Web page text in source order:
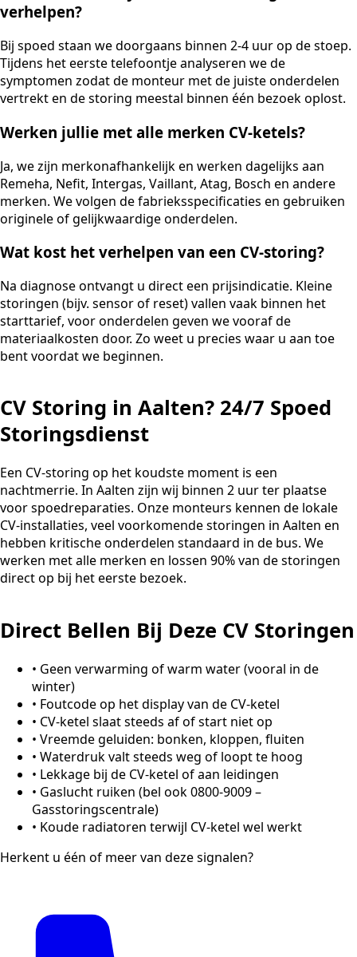
verhelpen?
Bij spoed staan we doorgaans binnen 2-4 uur op de stoep.
Tijdens het eerste telefoontje analyseren we de
symptomen zodat de monteur met de juiste onderdelen
vertrekt en de storing meestal binnen één bezoek oplost.
Werken jullie met alle merken CV-ketels?
Ja, we zijn merkonafhankelijk en werken dagelijks aan
Remeha, Nefit, Intergas, Vaillant, Atag, Bosch en andere
merken. We volgen de fabrieksspecificaties en gebruiken
originele of gelijkwaardige onderdelen.
Wat kost het verhelpen van een CV-storing?
Na diagnose ontvangt u direct een prijsindicatie. Kleine
storingen (bijv. sensor of reset) vallen vaak binnen het
starttarief, voor onderdelen geven we vooraf de
materiaalkosten door. Zo weet u precies waar u aan toe
bent voordat we beginnen.
CV Storing in Aalten? 24/7 Spoed
Storingsdienst
Een CV-storing op het koudste moment is een
nachtmerrie. In Aalten zijn wij binnen 2 uur ter plaatse
voor spoedreparaties. Onze monteurs kennen de lokale
CV-installaties, veel voorkomende storingen in Aalten en
hebben kritische onderdelen standaard in de bus. We
werken met alle merken en lossen 90% van de storingen
direct op bij het eerste bezoek.
Direct Bellen Bij Deze CV Storingen
• Geen verwarming of warm water (vooral in de
winter)
• Foutcode op het display van de CV-ketel
• CV-ketel slaat steeds af of start niet op
• Vreemde geluiden: bonken, kloppen, fluiten
• Waterdruk valt steeds weg of loopt te hoog
• Lekkage bij de CV-ketel of aan leidingen
• Gaslucht ruiken (bel ook 0800-9009 –
Gasstoringscentrale)
• Koude radiatoren terwijl CV-ketel wel werkt
Herkent u één of meer van deze signalen?